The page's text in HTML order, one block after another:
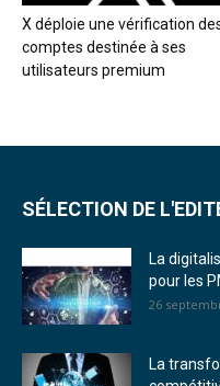
X déploie une vérification
comptes destinée à ses
utilisateurs premium
SÉLECTION DE
La
pour les
26
La